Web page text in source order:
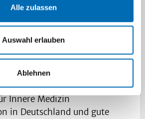
Alle zulassen
Auswahl erlauben
Ablehnen
der Rotation auf die
Zusatzweiterbildung
(zusätzlich 12 Monate)
Innere Medizin
in Deutschland und gute